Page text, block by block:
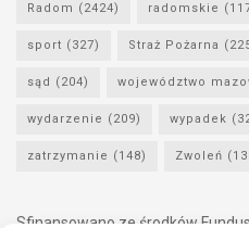
Radom (2424) radomskie
sport (327) Straż Pożarna
sąd (204) województwo
wydarzenie (209) wypadek
zatrzymanie (148) Zwoleń
Sfinansowano ze środków